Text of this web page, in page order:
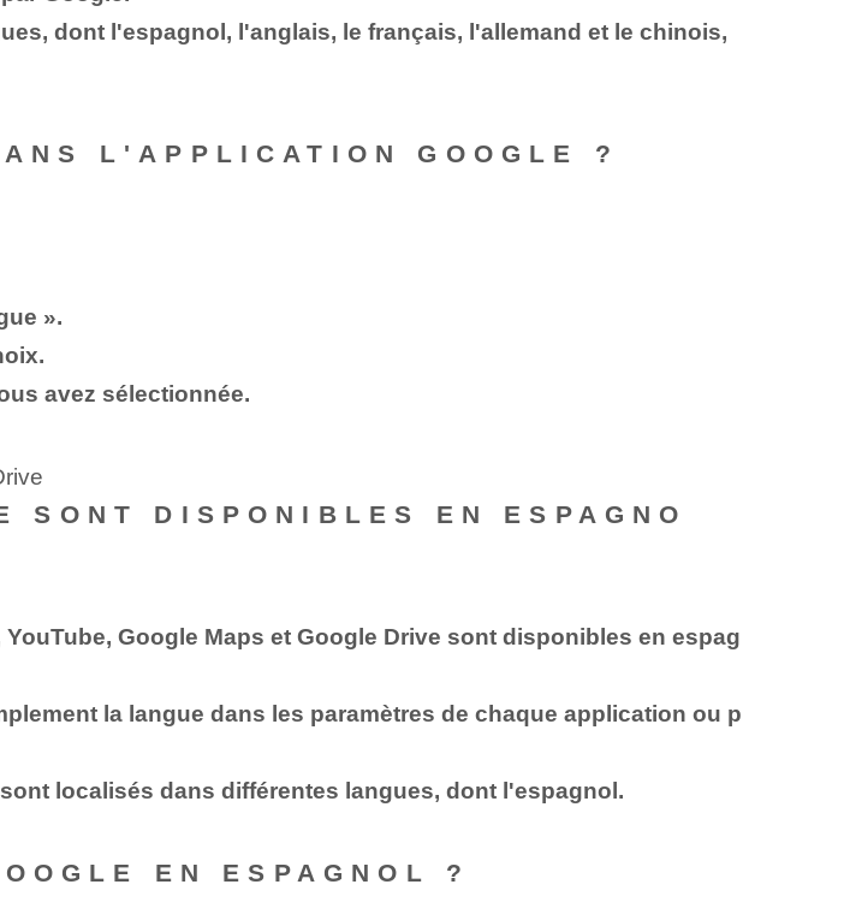
dont l'espagnol, l'anglais, le français, l'allemand et le chinois,
L'APPLICATION GOOGLE ?
».
avez sélectionnée.
SONT DISPONIBLES EN ESPAGNO
Google Maps et Google Drive sont disponibles en espag
la langue dans les paramètres de chaque application ou p
localisés dans différentes langues, dont l'espagnol.
EN ESPAGNOL ?